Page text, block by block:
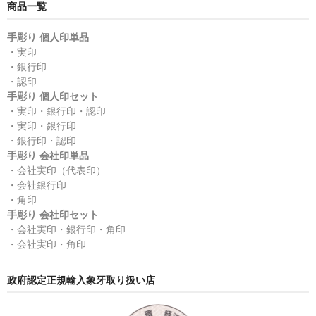
商品一覧
手彫り 個人印単品
・実印
・銀行印
・認印
手彫り 個人印セット
・実印・銀行印・認印
・実印・銀行印
・銀行印・認印
手彫り 会社印単品
・会社実印（代表印）
・会社銀行印
・角印
手彫り 会社印セット
・会社実印・銀行印・角印
・会社実印・角印
政府認定正規輸入象牙取り扱い店